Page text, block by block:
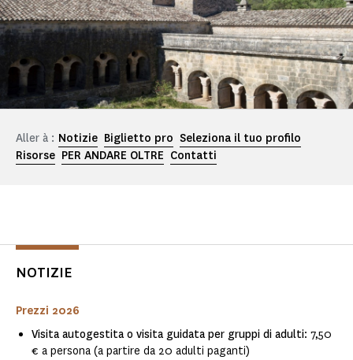
Aller à : Notizie Biglietto pro Seleziona il tuo profilo
Risorse PER ANDARE OLTRE Contatti
NOTIZIE
Prezzi 2026
Visita autogestita o visita guidata per gruppi di adulti: 7,50
€ a persona (a partire da 20 adulti paganti)